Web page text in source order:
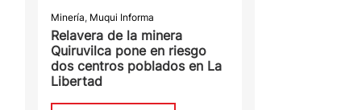
Minería, Muqui Informa
Relavera de la minera
Quiruvilca pone en riesgo
dos centros poblados en La
Libertad